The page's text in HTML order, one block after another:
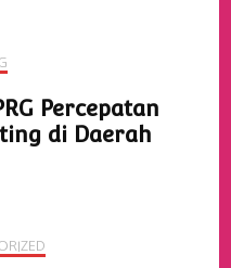
Percepatan
di Daerah